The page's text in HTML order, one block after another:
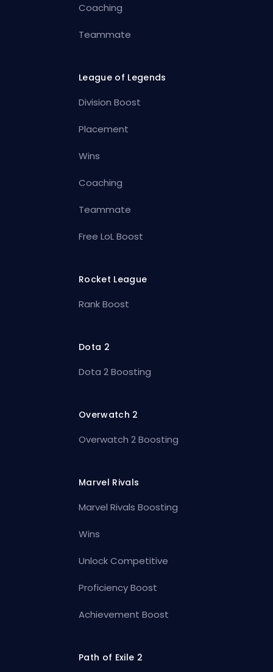
Coaching
Teammate
League of Legends
Division Boost
Placement
Wins
Coaching
Teammate
Free LoL Boost
Rocket League
Rank Boost
Dota 2
Dota 2 Boosting
Overwatch 2
Overwatch 2 Boosting
Marvel Rivals
Marvel Rivals Boosting
Wins
Unlock Competitive
Proficiency Boost
Achievement Boost
Path of Exile 2